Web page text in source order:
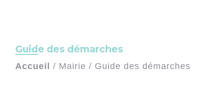
Guide des démarches
Accueil / Mairie / Guide des démarches